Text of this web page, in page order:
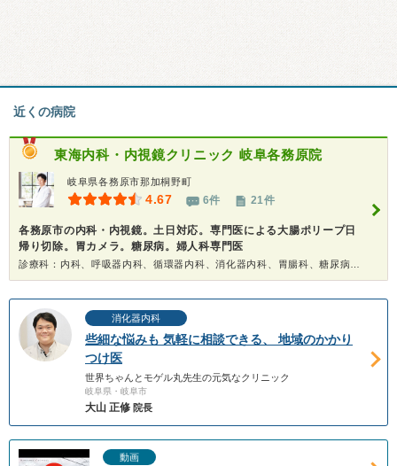
近くの病院
東海内科・内視鏡クリニック 岐阜各務原院
岐阜県各務原市那加桐野町
4.67 6件 21件
各務原市の内科・内視鏡。土日対応。専門医による大腸ポリープ日
帰り切除。胃カメラ。糖尿病。婦人科専門医
消化器内科
些細な悩みも 気軽に相談できる、 地域のかかり
つけ医
世界ちゃんとモゲル丸先生の元気なクリニック
岐阜県・岐阜市
大山 正修 院長
動画